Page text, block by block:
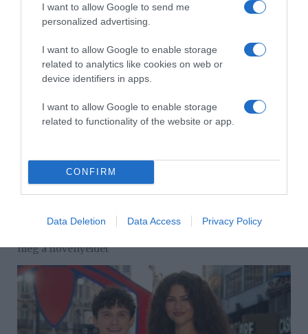
I want to allow Google to send me
personalized advertising.
I want to allow Google to enable storage
related to analytics like cookies on web or
device identifiers in apps.
I want to allow Google to enable storage
related to functionality of the website or app.
CONFIRM
Data Deletion Data Access Privacy Policy
Csökkenti a vérnyomást, és védi a szívet
2026-08-08.
meg a növényeidet